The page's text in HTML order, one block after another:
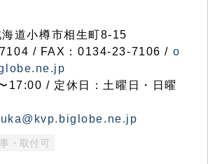
道小樽市相生町8-15
/ FAX：0134-23-7106 / o
17:00 / 定休日：土曜日・日曜
・取付可